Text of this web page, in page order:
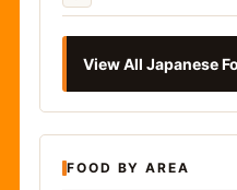
View All Japanese
FOOD BY AREA